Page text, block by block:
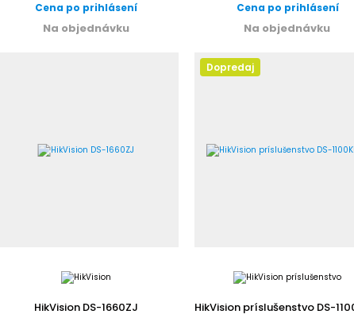
Cena po prihlásení
Na objednávku
Cena po prihlásení
Na objednávku
HikVision DS-1660ZJ
Dopredaj